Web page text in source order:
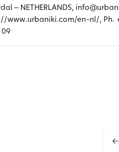
– NETHERLANDS,
www.urbaniki.com/en-nl/, Ph.
09